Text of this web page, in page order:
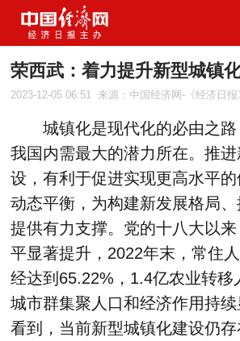
荣西武：着力提升新型城镇
2023-12-05 06:51 来源：中国经济网-《经济日报
城镇化是现代化的必由之路
我国内需最大的潜力所在。推
设，有利于促进实现更高水平
动态平衡，为构建新发展格局
提供有力支撑。党的十八大以
平显著提升，2022年末，常住
经达到65.22%，1.4亿农业转移
城市群集聚人口和经济作用持
看到，当前新型城镇化建设仍